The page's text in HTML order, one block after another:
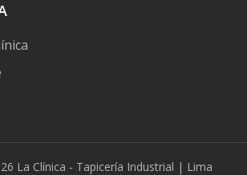
La Clínica - Tapicería Industrial | Lima